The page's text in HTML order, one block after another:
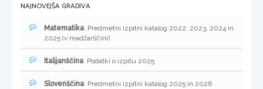
NAJNOVEJŠA GRADIVA
Matematika: Predmetni izpitni katalog 2022, 2023, 2024 in
2025 (v madžarščini)
Italijanščina: Podatki o izpitu 2025
Slovenščina: Predmetni izpitni katalog 2025 in 2026